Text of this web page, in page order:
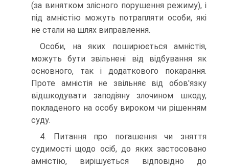
(за винятком злісного порушення режиму), і
під амністію можуть потрапляти особи, які
не стали на шлях виправлення.
Особи, на яких поширюється амністія,
можуть бути звільнені від відбування як
основного, так і додаткового покарання.
Проте амністія не звільняє від обов'язку
відшкодувати заподіяну злочином шкоду,
покладеного на особу вироком чи рішенням
суду.
4. Питання про погашення чи зняття
судимості щодо осіб, до яких застосовано
амністію, вирішується відповідно до